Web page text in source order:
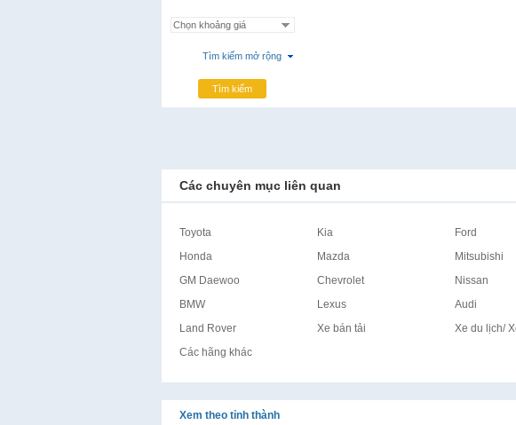
Tìm kiếm mở rộng
Tìm kiếm
Các chuyên mục liên quan
Toyota Kia Ford
Honda
Mazda Mitsubishi
GM Daewoo
Chevrolet Nissan
BMW
Lexus Audi
Land Rover
Xe bán tải Xe du lịch/
Các hãng khác
Xem theo tỉnh thành